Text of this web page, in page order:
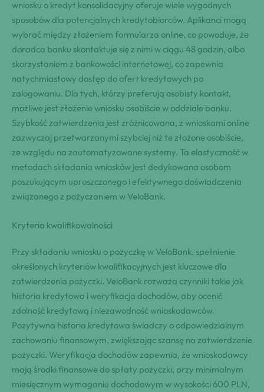
wniosku o kredyt konsolidacyjny oferuje wiele wygodnych
sposobów dla potencjalnych kredytobiorców. Aplikanci mogą
wybrać między złożeniem formularza online, co powoduje, że
doradca banku skontaktuje się z nimi w ciągu 48 godzin, albo
skorzystaniem z bankowości internetowej, co zapewnia
natychmiastowy dostęp do ofert kredytowych po
zalogowaniu. Dla tych, którzy preferują osobisty kontakt,
możliwe jest złożenie wniosku osobiście w oddziale banku.
Szybkość zatwierdzenia jest zróżnicowana, z wnioskami online
zazwyczaj przetwarzanymi szybciej niż te złożone osobiście,
ze względu na zautomatyzowane systemy. Ta elastyczność w
metodach składania wniosków jest dedykowana osobom
poszukującym uproszczonego i efektywnego doświadczenia
związanego z pożyczaniem w VeloBank.
Kryteria kwalifikowalności
Przy składaniu wniosku o pożyczkę w VeloBank, spełnienie
określonych kryteriów kwalifikacyjnych jest kluczowe dla
zatwierdzenia pożyczki. VeloBank rozważa czynniki takie jak
historia kredytowa i weryfikacja dochodów, aby ocenić
zdolność kredytową i niezawodność wnioskodawców.
Pozytywna historia kredytowa świadczy o odpowiedzialnym
zachowaniu finansowym, zwiększając szansę na zatwierdzenie
pożyczki. Weryfikacja dochodów zapewnia, że wnioskodawcy
mają środki finansowe do spłaty pożyczki, przy minimalnym
miesięcznym wymaganiu dochodowym w wysokości 600 PLN,